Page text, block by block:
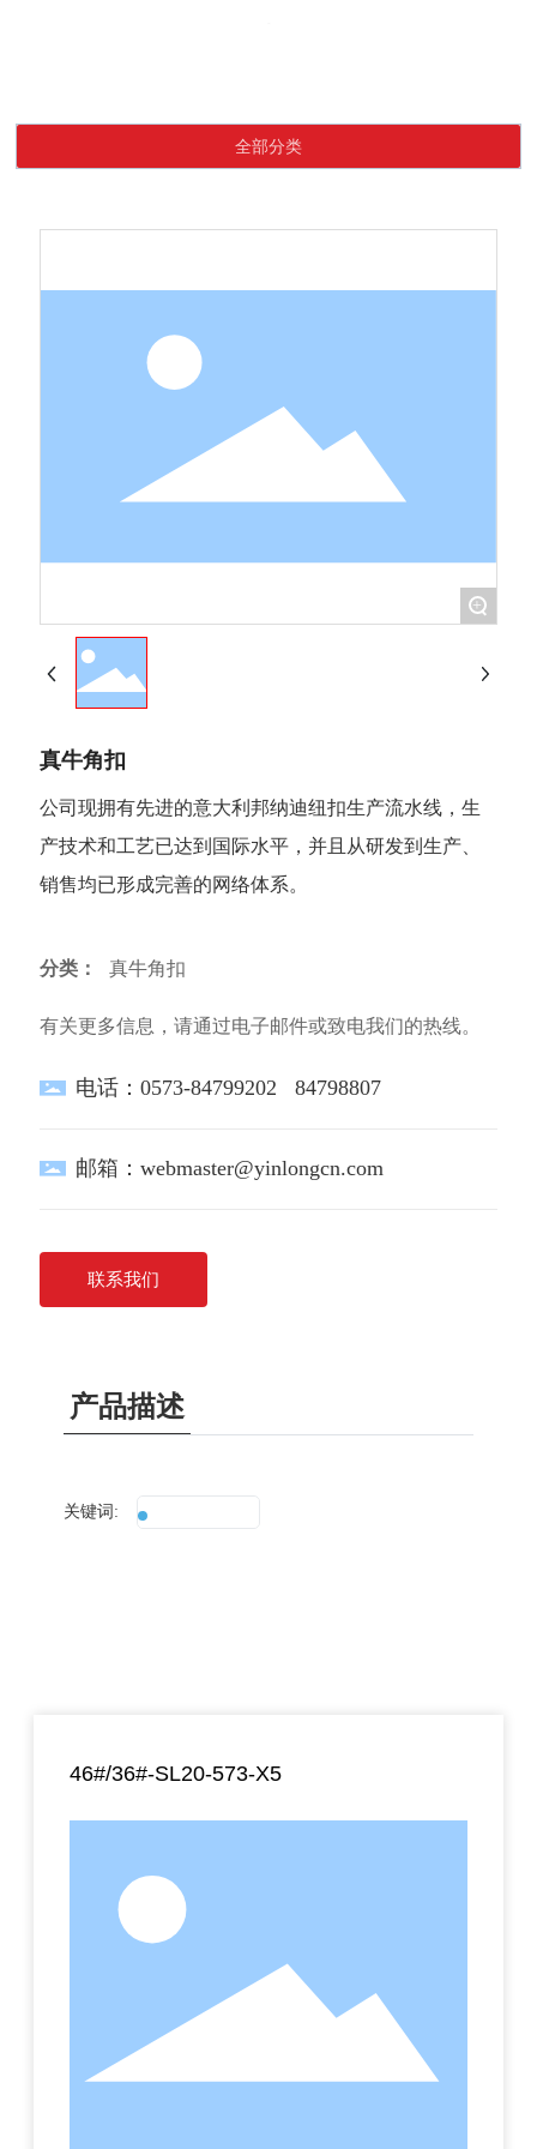
关于我们
产品中心
新闻资讯
全部分类
+
真牛角扣
公司现拥有先进的意大利邦纳迪纽扣生产流水线，生
产技术和工艺已达到国际水平，并且从研发到生产、
销售均已形成完善的网络体系。
分类： 真牛角扣
有关更多信息，请通过电子邮件或致电我们的热线。
电话：0573-84799202 84798807
邮箱：webmaster@yinlongcn.com
联系我们
产品描述
关键词:
46#/36#-SL20-573-X5